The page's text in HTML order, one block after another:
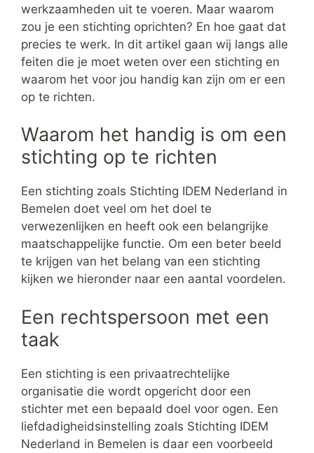
werkzaamheden uit te voeren. Maar waarom
zou je een stichting oprichten? En hoe gaat dat
precies te werk. In dit artikel gaan wij langs alle
feiten die je moet weten over een stichting en
waarom het voor jou handig kan zijn om er een
op te richten.
Waarom het handig is om een
stichting op te richten
Een stichting zoals Stichting IDEM Nederland in
Bemelen doet veel om het doel te
verwezenlijken en heeft ook een belangrijke
maatschappelijke functie. Om een beter beeld
te krijgen van het belang van een stichting
kijken we hieronder naar een aantal voordelen.
Een rechtspersoon met een
taak
Een stichting is een privaatrechtelijke
organisatie die wordt opgericht door een
stichter met een bepaald doel voor ogen. Een
liefdadigheidsinstelling zoals Stichting IDEM
Nederland in Bemelen is daar een voorbeeld